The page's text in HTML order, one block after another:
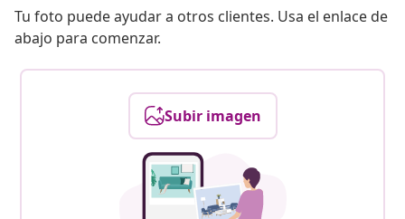
Tu foto puede ayudar a otros clientes. Usa el enlace de
abajo para comenzar.
Subir imagen